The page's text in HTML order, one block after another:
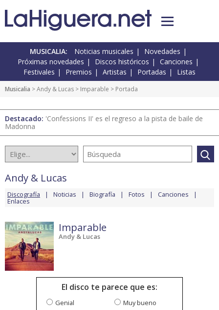
MUSICALIA: Noticias musicales
Novedades
Próximas novedades
Discos históricos
Canciones
Festivales
Premios Artistas Portadas Listas
Musicalia >Andy & Lucas > Imparable > Portada
Destacado: 'Confessions II' es el regreso a la pista de baile de
Madonna
Andy & Lucas
Discografía Noticias Biografía Fotos Canciones
Enlaces
Imparable
Andy & Lucas
El disco te parece que es:
Genial
Muy bueno